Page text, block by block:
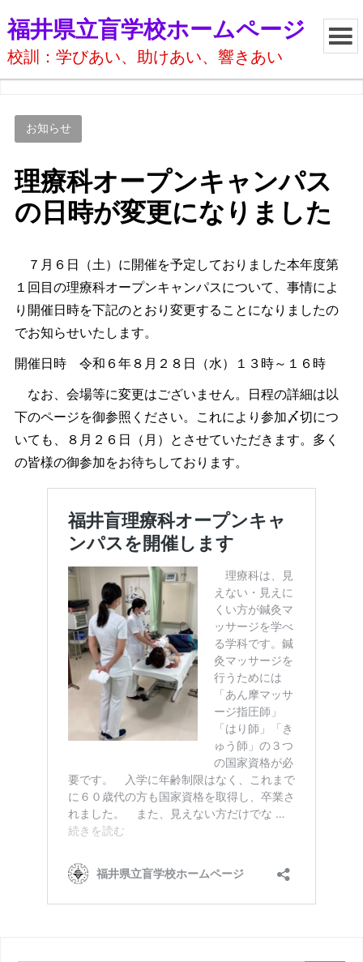
福井県立盲学校ホームページ
校訓：学びあい、助けあい、響きあい
お知らせ
理療科オープンキャンパス
の日時が変更になりました
７月６日（土）に開催を予定しておりました本年度第
１回目の理療科オープンキャンパスについて、事情によ
り開催日時を下記のとおり変更することになりましたの
でお知らせいたします。
開催日時 令和６年８月２８日（水）１３時～１６時
なお、会場等に変更はございません。日程の詳細は以
下のページを御参照ください。これにより参加〆切につ
いても、８月２６日（月）とさせていただきます。多く
の皆様の御参加をお待ちしております。